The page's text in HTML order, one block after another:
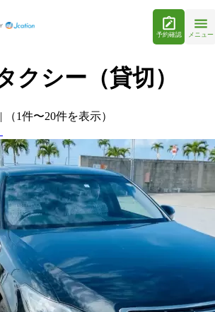
予約確認 メニュー
クシー（貸切）
|
（1件〜20件を表示）